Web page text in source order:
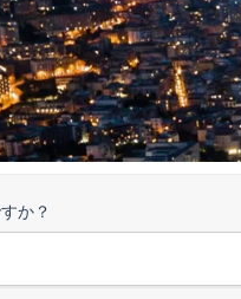
か？